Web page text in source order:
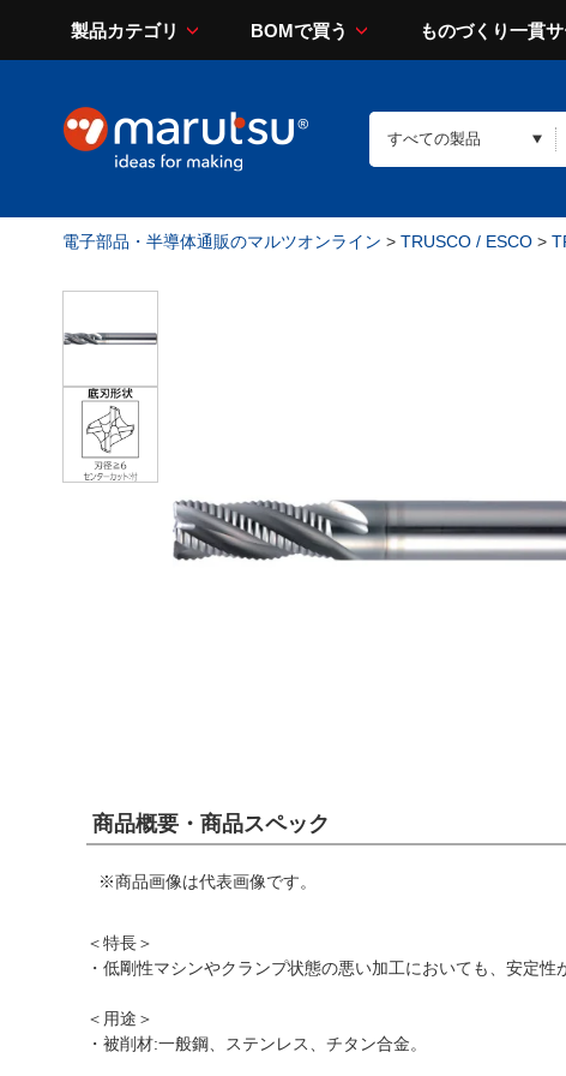
製品カテゴリ BOMで買う ものづくり一貫
電子部品・半導体通販のマルツオンライン > TRUSCO / ESCO >
商品概要・商品スペック
※商品画像は代表画像です。
＜特長＞
・低剛性マシンやクランプ状態の悪い加工においても、安定性
＜用途＞
・被削材:一般鋼、ステンレス、チタン合金。